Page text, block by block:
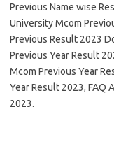
Previous Name wise
University Mcom
Previous Result 2023
Previous Year Result
Mcom Previous Year
Year Result 2023, FAQ
2023.